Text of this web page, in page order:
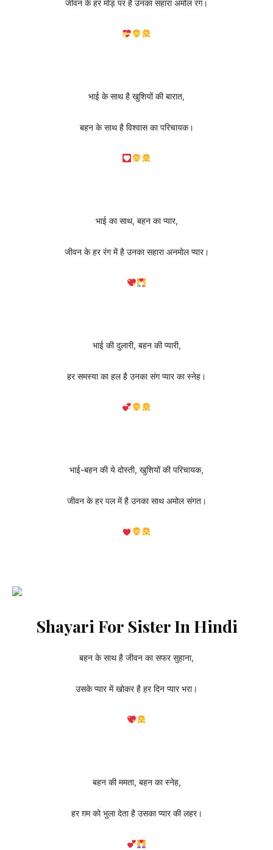
जीवन के हर मोड़ पर है उनका सहारा अमोल रंग।
भाई के साथ है खुशियों की बारात,
बहन के साथ है विश्वास का परिचायक।
भाई का साथ, बहन का प्यार,
जीवन के हर रंग में है उनका सहारा अनमोल प्यार।
भाई की दुलारी, बहन की प्यारी,
हर समस्या का हल है उनका संग प्यार का स्नेह।
भाई-बहन की ये दोस्ती, खुशियों की परिचायक,
जीवन के हर पल में है उनका साथ अमोल संगत।
Shayari For Sister In Hindi
बहन के साथ है जीवन का सफर सुहाना,
उसके प्यार में खोकर है हर दिन प्यार भरा।
बहन की ममता, बहन का स्नेह,
हर ग़म को भुला देता है उसका प्यार की लहर।